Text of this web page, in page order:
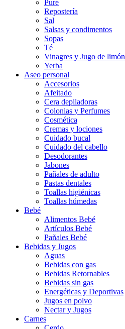
Puré
Repostería
Sal
Salsas y condimentos
Sopas
Té
Vinagres y Jugo de limón
Yerba
Aseo personal
Accesorios
Afeitado
Cera depiladoras
Colonias y Perfumes
Cosmética
Cremas y lociones
Cuidado bucal
Cuidado del cabello
Desodorantes
Jabones
Pañales de adulto
Pastas dentales
Toallas higiénicas
Toallas húmedas
Bebé
Alimentos Bebé
Artículos Bebé
Pañales Bebé
Bebidas y Jugos
Aguas
Bebidas con gas
Bebidas Retornables
Bebidas sin gas
Energéticas y Deportivas
Jugos en polvo
Nectar y Jugos
Carnes